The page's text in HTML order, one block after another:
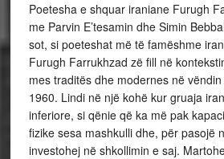
Poetesha e shquar iraniane Furugh
me Parvin E’tesamin dhe Simin
sot, si poeteshat më të famëshme
Furugh Farrukhzad zë fill në
mes traditës dhe modernes në
1960. Lindi në një kohë kur gruaja
inferiore, si qënie që ka më pak
fizike sesa mashkulli dhe, për pasojë
investohej në shkollimin e saj.